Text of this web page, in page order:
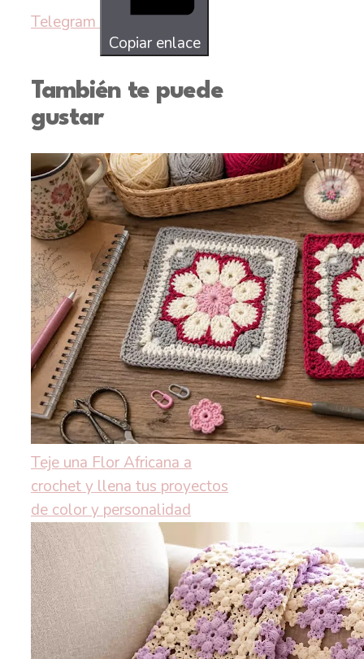
Telegram
Copiar enlace
También te puede
gustar
Teje una Flor Africana a
crochet y llena tus proyectos
de color y personalidad